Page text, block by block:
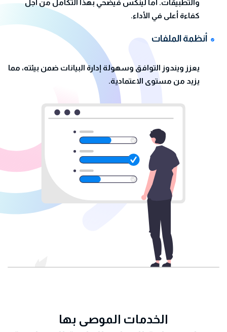
والتطبيقات. أما لينكس فيضحي بهذا التكامل من أجل
كفاءة أعلى في الأداء.
أنظمة الملفات
يعزز ويندوز التوافق وسهولة إدارة البيانات ضمن بيئته، مما
يزيد من مستوى الاعتمادية.
الخدمات الموصى بها